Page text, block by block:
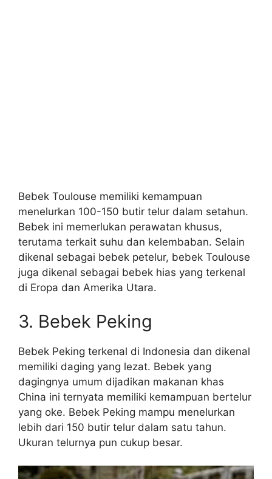
Bebek Toulouse memiliki kemampuan
menelurkan 100-150 butir telur dalam setahun.
Bebek ini memerlukan perawatan khusus,
terutama terkait suhu dan kelembaban. Selain
dikenal sebagai bebek petelur, bebek Toulouse
juga dikenal sebagai bebek hias yang terkenal
di Eropa dan Amerika Utara.
3. Bebek Peking
Bebek Peking terkenal di Indonesia dan dikenal
memiliki daging yang lezat. Bebek yang
dagingnya umum dijadikan makanan khas
China ini ternyata memiliki kemampuan bertelur
yang oke. Bebek Peking mampu menelurkan
lebih dari 150 butir telur dalam satu tahun.
Ukuran telurnya pun cukup besar.